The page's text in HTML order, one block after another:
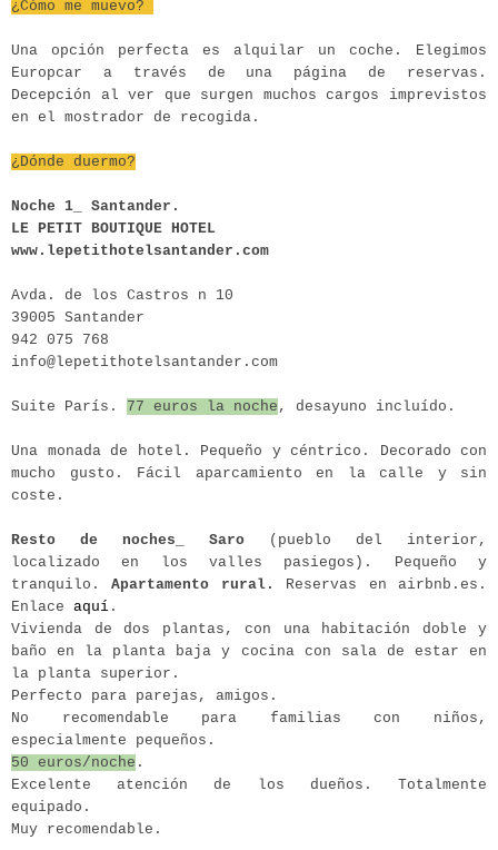
¿Cómo me muevo?
Una opción perfecta es alquilar un coche. Elegimos
Europcar a través de una página de reservas.
Decepción al ver que surgen muchos cargos imprevistos
en el mostrador de recogida.
¿Dónde duermo?
Noche 1_ Santander.
LE PETIT BOUTIQUE HOTEL
www.lepetithotelsantander.com
Avda. de los Castros n 10
39005 Santander
942 075 768
info@lepetithotelsantander.com
Suite París. 77 euros la noche , desayuno incluído.
Una monada de hotel. Pequeño y céntrico. Decorado con
mucho gusto. Fácil aparcamiento en la calle y sin
coste.
Resto de noches_ Saro (pueblo del interior,
localizado en los valles pasiegos). Pequeño y
tranquilo.Apartamento rural. Reservas en airbnb.es.
Enlace aquí .
Vivienda de dos plantas, con una habitación doble y
baño en la planta baja y cocina con sala de estar en
la planta superior.
Perfecto para parejas, amigos.
No recomendable para familias con niños,
especialmente pequeños.
50 euros/noche .
Excelente atención de los dueños. Totalmente
equipado.
Muy recomendable.